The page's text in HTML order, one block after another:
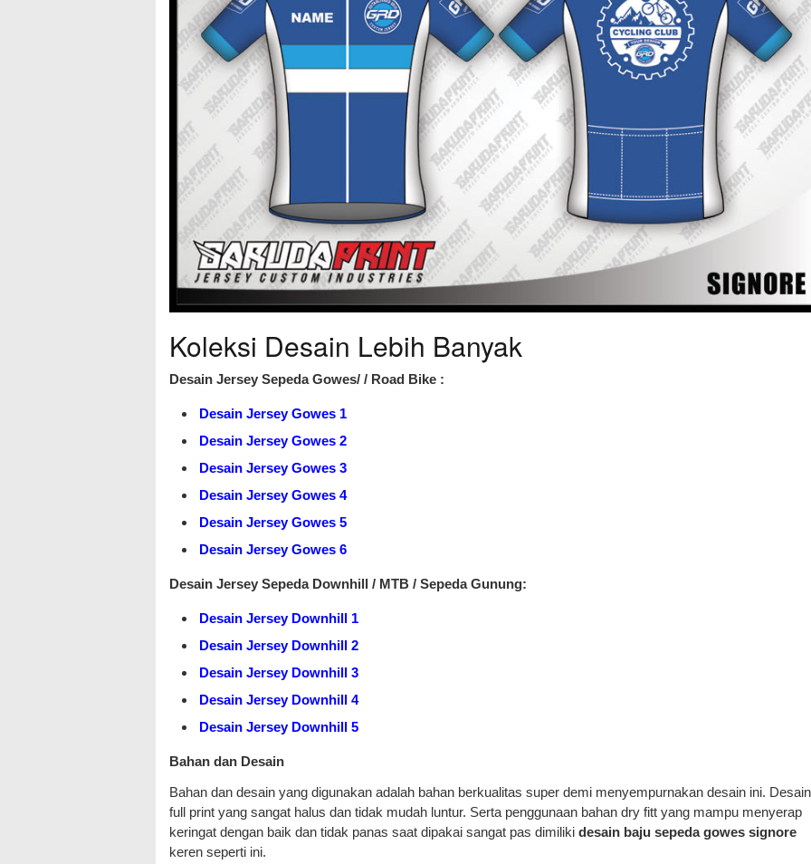
Koleksi Desain Lebih Banyak
Desain Jersey Sepeda Gowes/ / Road Bike :
Desain Jersey Gowes 1
Desain Jersey Gowes 2
Desain Jersey Gowes 3
Desain Jersey Gowes 4
Desain Jersey Gowes 5
Desain Jersey Gowes 6
Desain Jersey Sepeda Downhill / MTB / Sepeda Gunung:
Desain Jersey Downhill 1
Desain Jersey Downhill 2
Desain Jersey Downhill 3
Desain Jersey Downhill 4
Desain Jersey Downhill 5
Bahan dan Desain
Bahan dan desain yang digunakan adalah bahan berkualitas super demi menyempurnakan desain ini. Desain
full print yang sangat halus dan tidak mudah luntur. Serta penggunaan bahan dry fitt yang mampu menyerap
keringat dengan baik dan tidak panas saat dipakai sangat pas dimiliki desain baju sepeda gowes signore
keren seperti ini.